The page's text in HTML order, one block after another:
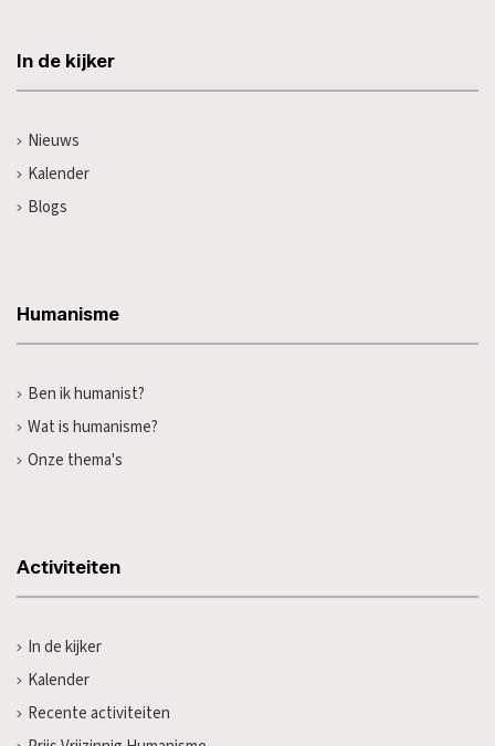
In de kijker
Nieuws
Kalender
Blogs
Humanisme
Ben ik humanist?
Wat is humanisme?
Onze thema's
Activiteiten
In de kijker
Kalender
Recente activiteiten